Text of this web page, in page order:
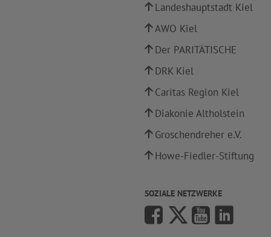
Landeshauptstadt Kiel
AWO Kiel
Der PARITÄTISCHE
DRK Kiel
Caritas Region Kiel
Diakonie Altholstein
Groschendreher e.V.
Howe-Fiedler-Stiftung
SOZIALE NETZWERKE